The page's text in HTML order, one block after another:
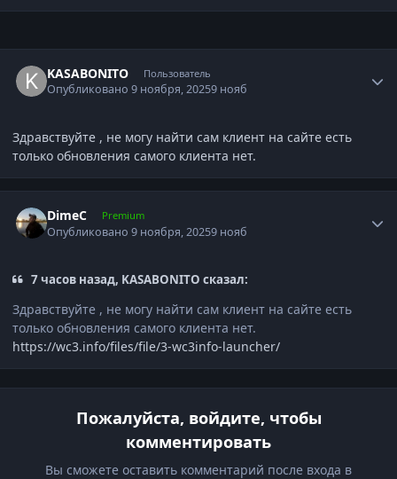
KASABONITO Пользователь
Опубликовано9 ноября, 20259 нояб
Здравствуйте , не могу найти сам клиент на сайте есть
только обновления самого клиента нет.
DimeC Premium
Опубликовано9 ноября, 20259 нояб
7 часов назад, KASABONITO сказал:
Здравствуйте , не могу найти сам клиент на сайте есть
только обновления самого клиента нет.
https://wc3.info/files/file/3-wc3info-launcher/
Пожалуйста, войдите, чтобы
комментировать
Вы сможете оставить комментарий после входа в